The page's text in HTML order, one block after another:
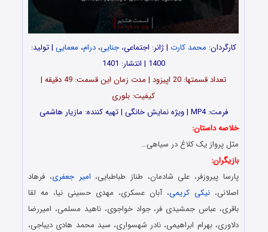
کارگردان: محمد کارت | ژانر: اجتماعی،جنایی،درام، معمایی | تولید:
1400 | انتشار: 1401
تعداد قسمت‎ها: 20 اپیزود | مدت زمان این قسمت: 49 دقیقه |
کیفیت: بلوری
فرمت: MP4 | ویژه نمایش خانگی | تهیه کننده: مازیار هاشمی
خلاصه داستان:
مثل پرواز یک کلاغ در سیاهی…
بازیگران:
پارسا پیروزفر، علی شادمان، طناز طباطبایی، امیر جعفری، فرهاد
اصلانی،نیکی کریمی، آبان عسکری، مهدی حسینی نیا، مه لقا
باقری، عباس جمشیدی فر، جواد خواجوی، ناهید مسلمی، امیررضا
دلاوری، بهرام ابراهیمی، نادر شهسواری، سید محمد هادی دیباجی،